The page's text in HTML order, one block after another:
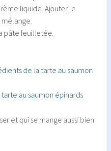
liquide. Ajouter le
mélange.
pâte feuilletée.
de la tarte au saumon
au saumon épinards
et qui se mange aussi bien